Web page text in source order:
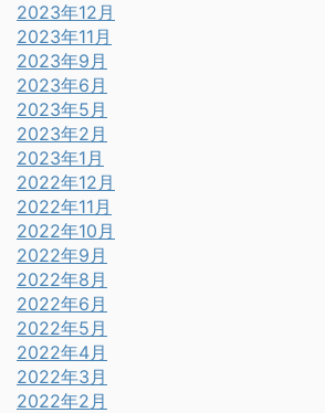
2023年12月
2023年11月
2023年9月
2023年6月
2023年5月
2023年2月
2023年1月
2022年12月
2022年11月
2022年10月
2022年9月
2022年8月
2022年6月
2022年5月
2022年4月
2022年3月
2022年2月